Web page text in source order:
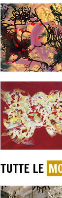
TUTTE LE